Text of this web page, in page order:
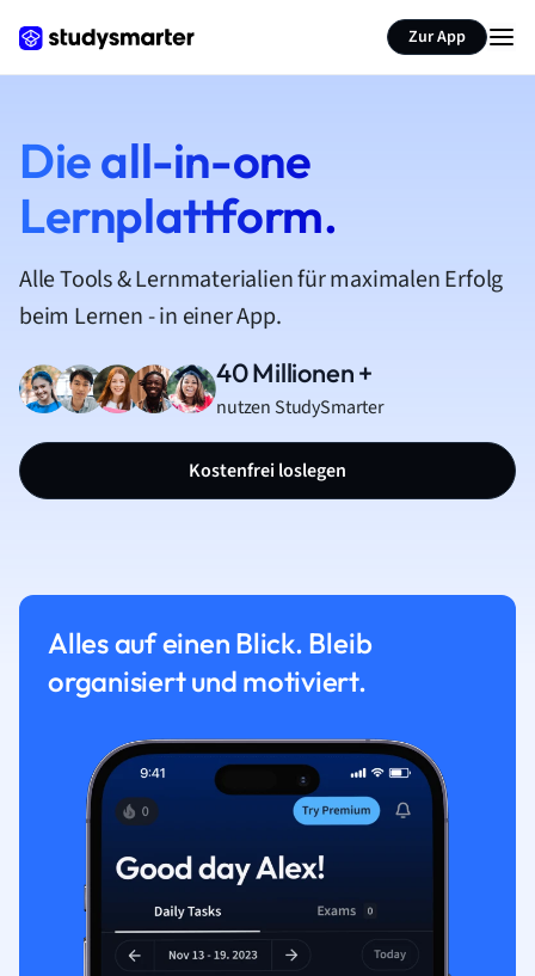
Zur App
Die all-in-one
Lernplattform.
Alle Tools & Lernmaterialien für maximalen Erfolg
beim Lernen - in einer App.
40 Millionen +
nutzen StudySmarter
Kostenfrei loslegen
Alles auf einen Blick. Bleib
organisiert und motiviert.